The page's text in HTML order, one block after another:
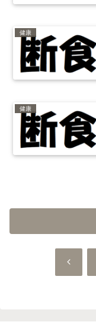
健康
健康
前